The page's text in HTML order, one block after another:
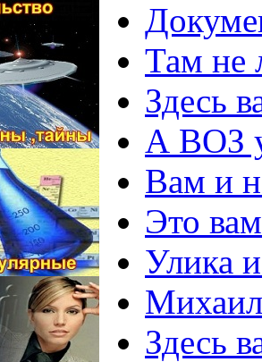
Там не
Здесь
А ВОЗ
Вам и
Это
Улика
Здесь